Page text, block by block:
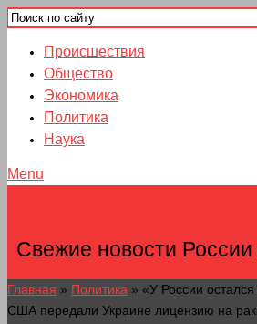
Происшествия
Общество
Экономика
Политика
Наука
Menu
Свежие новости
Главная » Политика » «У России
США передали Украине лицензию на